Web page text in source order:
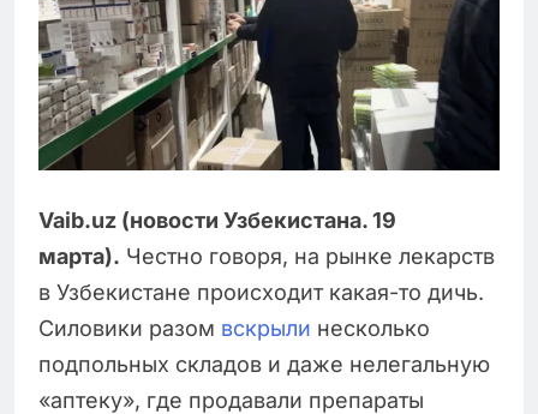
Vaib.uz (новости Узбекистана. 19
марта). Честно говоря, на рынке лекарств
в Узбекистане происходит какая-то дичь.
Силовики разом вскрыли несколько
подпольных складов и даже нелегальную
«аптеку», где продавали препараты